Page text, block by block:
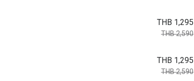
THB 1,295
THB 2,590
THB 1,295
THB 2,590